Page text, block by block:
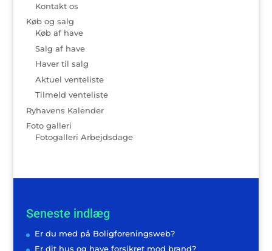
Kontakt os
Køb og salg
Køb af have
Salg af have
Haver til salg
Aktuel venteliste
Tilmeld venteliste
Ryhavens Kalender
Foto galleri
Fotogalleri Arbejdsdage
Seneste indlæg
Er du med på Boligforeningsweb?
Er dit hus og have forsikret mod brand?